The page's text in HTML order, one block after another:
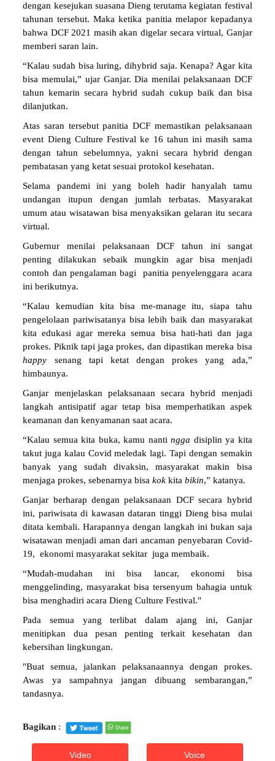
dengan kesejukan suasana Dieng terutama kegiatan festival
tahunan tersebut. Maka ketika panitia melapor kepadanya
bahwa DCF 2021 masih akan digelar secara virtual, Ganjar
memberi saran lain.
“Kalau sudah bisa luring, dihybrid saja. Kenapa? Agar kita
bisa memulai,” ujar Ganjar. Dia menilai pelaksanaan DCF
tahun kemarin secara hybrid sudah cukup baik dan bisa
dilanjutkan.
Atas saran tersebut panitia DCF memastikan pelaksanaan
event Dieng Culture Festival ke 16 tahun ini masih sama
dengan tahun sebelumnya, yakni secara hybrid dengan
pembatasan yang ketat sesuai protokol kesehatan.
Selama pandemi ini yang boleh hadir hanyalah tamu
undangan itupun dengan jumlah terbatas. Masyarakat
umum atau wisatawan bisa menyaksikan gelaran itu secara
virtual.
Gubernur menilai pelaksanaan DCF tahun ini sangat
penting dilakukan sebaik mungkin agar bisa menjadi
contoh dan pengalaman bagi panitia penyelenggara acara
ini berikutnya.
“Kalau kemudian kita bisa me-manage itu, siapa tahu
pengelolaan pariwisatanya bisa lebih baik dan masyarakat
kita edukasi agar mereka semua bisa hati-hati dan jaga
prokes. Piknik tapi jaga prokes, dan dipastikan mereka bisa
happy senang tapi ketat dengan prokes yang ada,”
himbaunya.
Ganjar menjelaskan pelaksanaan secara hybrid menjadi
langkah antisipatif agar tetap bisa memperhatikan aspek
keamanan dan kenyamanan saat acara.
“Kalau semua kita buka, kamu nantingga disiplin ya kita
takut juga kalau Covid meledak lagi. Tapi dengan semakin
banyak yang sudah divaksin, masyarakat makin bisa
menjaga prokes, sebenarnya bisakok kitabikin,” katanya.
Ganjar berharap dengan pelaksanaan DCF secara hybrid
ini, pariwisata di kawasan dataran tinggi Dieng bisa mulai
ditata kembali. Harapannya dengan langkah ini bukan saja
wisatawan menjadi aman dari ancaman penyebaran Covid-
19, ekonomi masyarakat sekitar juga membaik.
“Mudah-mudahan ini bisa lancar, ekonomi bisa
menggelinding, masyarakat bisa tersenyum bahagia untuk
bisa menghadiri acara Dieng Culture Festival."
Pada semua yang terlibat dalam ajang ini, Ganjar
menitipkan dua pesan penting terkait kesehatan dan
kebersihan lingkungan.
"Buat semua, jalankan pelaksanaannya dengan prokes.
Awas ya sampahnya jangan dibuang sembarangan,”
tandasnya.
Bagikan :
Video Voice